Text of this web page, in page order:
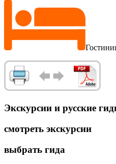
Экскурсии и русские
смотреть экскурсии
выбрать гида